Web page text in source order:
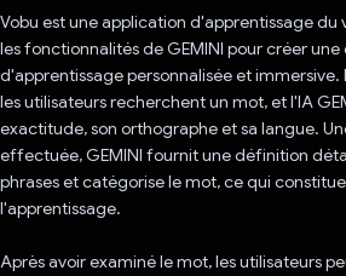
Vobu est une application d'apprentissage du
les fonctionnalités de GEMINI pour créer
d'apprentissage personnalisée et
les utilisateurs recherchent un mot, et l'IA
exactitude, son orthographe et sa langue.
effectuée, GEMINI fournit une définition
phrases et catégorise le mot, ce qui
l'apprentissage.
Après avoir examiné le mot, les utilisateurs